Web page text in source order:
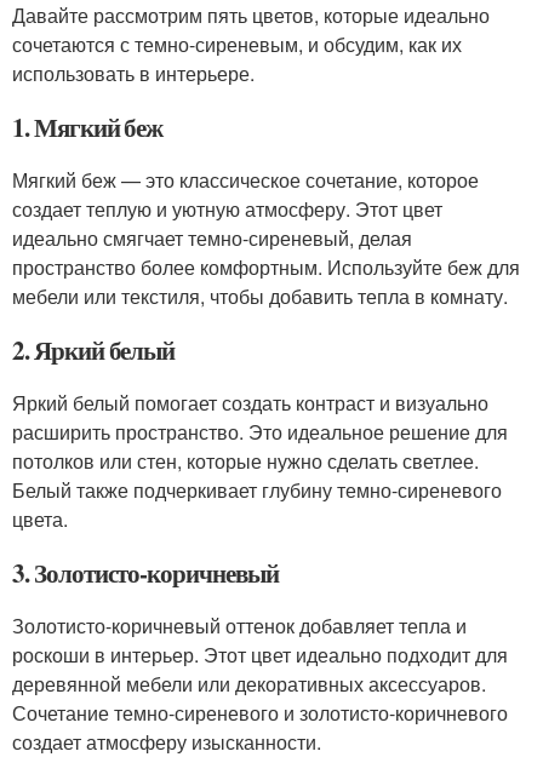
Давайте рассмотрим пять цветов, которые идеально
сочетаются с темно-сиреневым, и обсудим, как их
использовать в интерьере.
1. Мягкий беж
Мягкий беж — это классическое сочетание, которое
создает теплую и уютную атмосферу. Этот цвет
идеально смягчает темно-сиреневый, делая
пространство более комфортным. Используйте беж для
мебели или текстиля, чтобы добавить тепла в комнату.
2. Яркий белый
Яркий белый помогает создать контраст и визуально
расширить пространство. Это идеальное решение для
потолков или стен, которые нужно сделать светлее.
Белый также подчеркивает глубину темно-сиреневого
цвета.
3. Золотисто-коричневый
Золотисто-коричневый оттенок добавляет тепла и
роскоши в интерьер. Этот цвет идеально подходит для
деревянной мебели или декоративных аксессуаров.
Сочетание темно-сиреневого и золотисто-коричневого
создает атмосферу изысканности.